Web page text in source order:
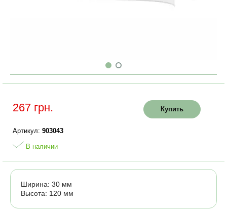
267 грн. Купить
Артикул: 903043
В наличии
Ширина: 30 мм
Высота: 120 мм